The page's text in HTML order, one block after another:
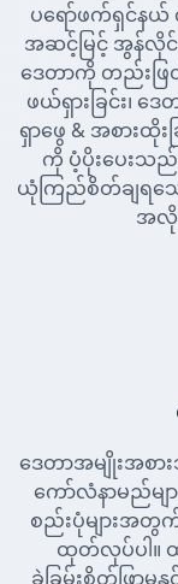
ပရော်ဖက်ရှင်နယ်
အဆင့်မြင့် အွန်လို
ဒေတာကို တည်းဖြတ်ပ
ဖယ်ရှားခြင်း၊ ဒ
ရှာဖွေ & အစားထိုး
ကို ပံ့ပိုးပေးသ
ယုံကြည်စိတ်ချရသော
အလို
ဒေတာအမျိုးအစာ
ကော်လံနာမည်မ
စည်းပုံများအတွ
ထုတ်လုပ်ပါ။
ခွဲခြမ်းစိတ်ဖြာ